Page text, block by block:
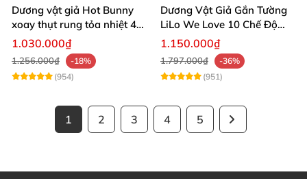
Dương vật giả Hot Bunny
xoay thụt rung tỏa nhiệt 48
độ
1.030.000₫
1.256.000₫
-18%
(954)
Dương Vật Giả Gắn Tường
LiLo We Love 10 Chế Độ
Rung Nhiệt
1.150.000₫
1.797.000₫
-36%
(951)
1 2 3 4 5